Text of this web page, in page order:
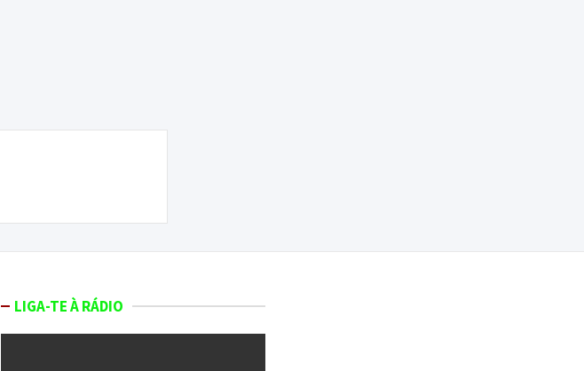
LIGA-TE À RÁDIO